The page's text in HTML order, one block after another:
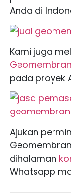
Anda di
Kami juga
pada proyek
Ajukan
dihalaman
Whatsapp